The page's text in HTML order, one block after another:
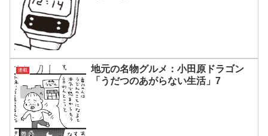
連載
地元の名物グルメ：小田原ドラゴン
「うだつのあがらない生活」7